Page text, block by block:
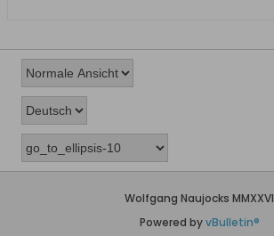
Wolfgang Naujocks MMXXVI
Powered byvBulletin®